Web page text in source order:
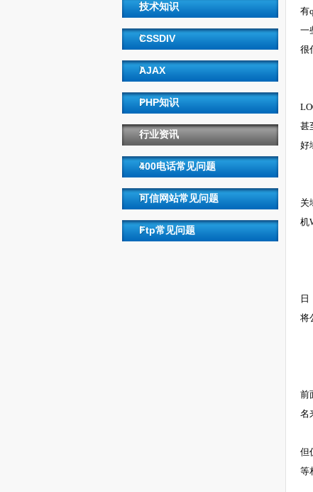
技术知识
CSSDIV
AJAX
PHP知识
行业资讯
400电话常见问题
可信网站常见问题
Ftp常见问题
有
一
很
甚
好
关
机
将
前
名
但
等